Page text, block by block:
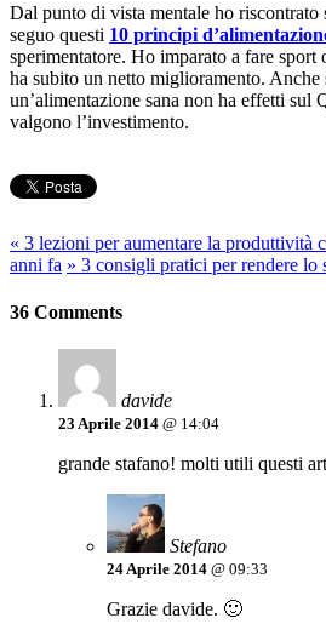
Dal punto di vista mentale ho riscontrato
seguo questi 10 principi
sperimentatore. Ho imparato a fare
ha subito un netto miglioramento. Anche
un’alimentazione sana non ha effetti
valgono l’investimento.
« 3 lezioni per aumentare la produttività
anni fa » 3 consigli pratici per rendere lo
36 Comments
davide
23 Aprile 2014 @ 14:04
grande stafano! molti utili questi
Stefano
24 Aprile 2014 @ 09:33
Grazie davide. 🙂